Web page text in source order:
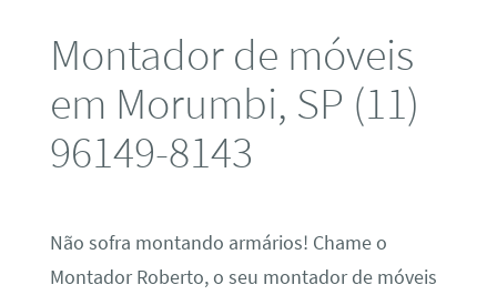
Montador de móveis
em Morumbi, SP (11)
96149-8143
Não sofra montando armários! Chame o
Montador Roberto, o seu montador de móveis